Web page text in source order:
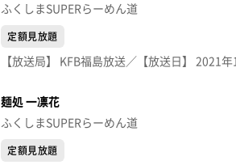
ふくしまSUPERらーめん道
定額見放題
麺処 一凛花
ふくしまSUPERらーめん道
定額見放題